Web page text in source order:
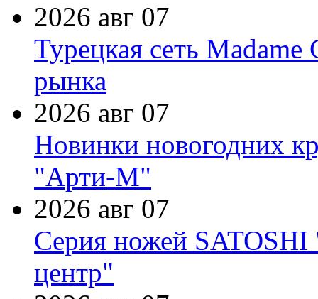
2026 авг 07
Турецкая сеть Madame
рынка
2026 авг 07
Новинки новогодних
"Арти-М"
2026 авг 07
Серия ножей
центр"